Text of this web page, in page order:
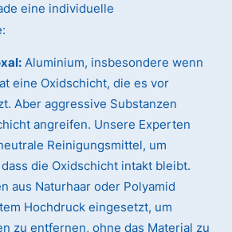
eine individuelle
Aluminium, insbesondere wenn
eine Oxidschicht, die es vor
Aber aggressive Substanzen
angreifen. Unsere Experten
Reinigungsmittel, um
die Oxidschicht intakt bleibt.
aus Naturhaar oder Polyamid
Hochdruck eingesetzt, um
zu entfernen, ohne das Material zu